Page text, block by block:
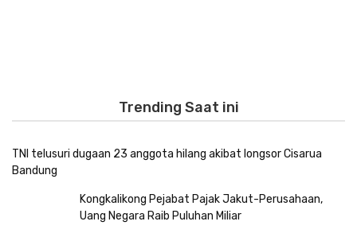
Trending Saat ini
TNI telusuri dugaan 23 anggota hilang akibat longsor Cisarua
Bandung
Kongkalikong Pejabat Pajak Jakut-Perusahaan,
Uang Negara Raib Puluhan Miliar